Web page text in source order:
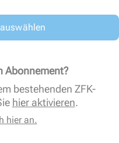
Abonnement?
bestehenden ZFK-
hier aktivieren.
hier an.